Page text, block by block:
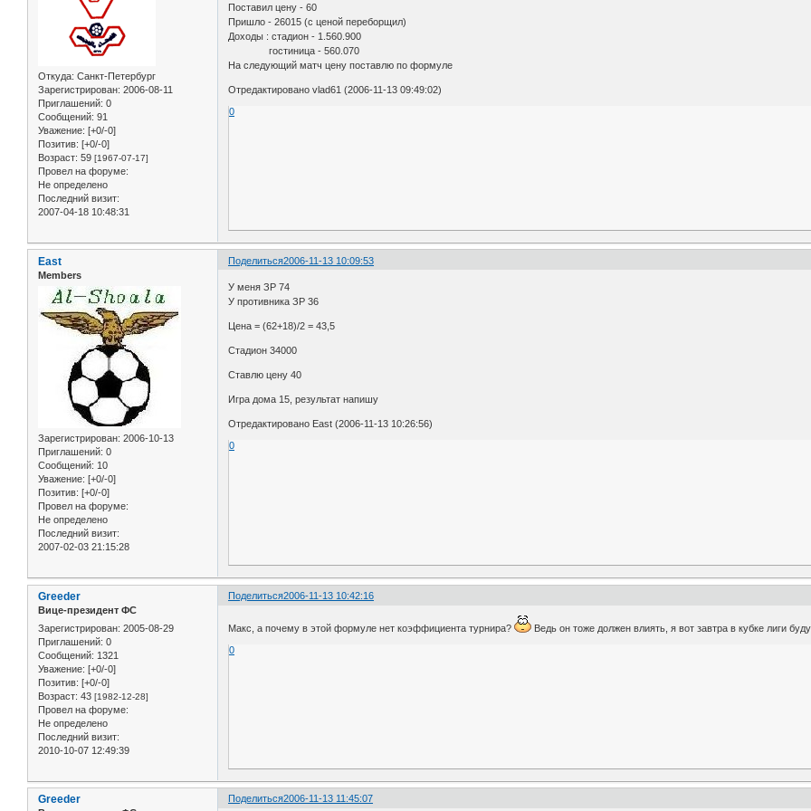
Откуда: Санкт-Петербург
Зарегистрирован: 2006-08-11
Приглашений: 0
Сообщений: 91
Уважение: [+0/-0]
Позитив: [+0/-0]
Возраст: 59 [1967-07-17]
Провел на форуме:
Не определено
Последний визит:
2007-04-18 10:48:31
Поставил цену - 60
Пришло - 26015 (с ценой переборщил)
Доходы : стадион - 1.560.900
гостиница - 560.070
На следующий матч цену поставлю по формуле
Отредактировано vlad61 (2006-11-13 09:49:02)
0
Поделиться2006-11-13 10:09:53
East
Members
Зарегистрирован: 2006-10-13
Приглашений: 0
Сообщений: 10
Уважение: [+0/-0]
Позитив: [+0/-0]
Провел на форуме:
Не определено
Последний визит:
2007-02-03 21:15:28
У меня ЗР 74
У противника ЗР 36
Цена = (62+18)/2 = 43,5
Стадион 34000
Ставлю цену 40
Игра дома 15, результат напишу
Отредактировано East (2006-11-13 10:26:56)
0
Поделиться2006-11-13 10:42:16
Greeder
Вице-президент ФС
Зарегистрирован: 2005-08-29
Приглашений: 0
Сообщений: 1321
Уважение: [+0/-0]
Позитив: [+0/-0]
Возраст: 43 [1982-12-28]
Провел на форуме:
Не определено
Последний визит:
2010-10-07 12:49:39
Макс, а почему в этой формуле нет коэффициента турнира?
Ведь он тоже должен влиять, я вот завтра в кубке лиги
0
Поделиться2006-11-13 11:45:07
Greeder